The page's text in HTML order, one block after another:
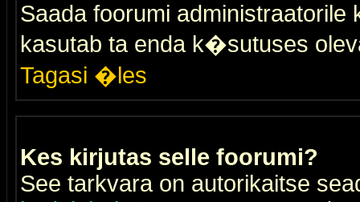
Saada foorumi
kasutab ta enda k�sutuses
Tagasi �les
Kes kirjutas selle foorumi?
See tarkvara on autorikaitse